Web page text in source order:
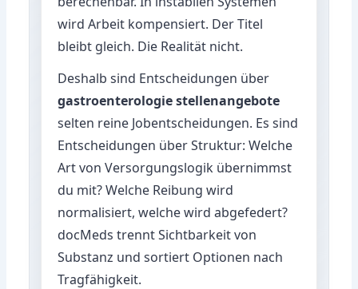
wird Arbeit kompensiert. Der Titel
bleibt gleich. Die Realität nicht.
Deshalb sind Entscheidungen über
gastroenterologie stellenangebote
selten reine Jobentscheidungen. Es sind
Entscheidungen über Struktur: Welche
Art von Versorgungslogik übernimmst
du mit? Welche Reibung wird
normalisiert, welche wird abgefedert?
docMeds trennt Sichtbarkeit von
Substanz und sortiert Optionen nach
Tragfähigkeit.